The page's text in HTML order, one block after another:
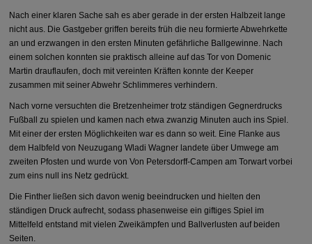
Nach einer klaren Sache sah es aber gerade in der ersten Halbzeit lange
nicht aus. Die Gastgeber griffen bereits früh die neu formierte Abwehrkette
an und erzwangen in den ersten Minuten gefährliche Ballgewinne. Nach
einem solchen konnten sie praktisch alleine auf das Tor von Domenic
Martin drauflaufen, doch mit vereinten Kräften konnte der Keeper
zusammen mit seiner Abwehr Schlimmeres verhindern.
Nach vorne versuchten die Bretzenheimer trotz ständigen Gegnerdrucks
Fußball zu spielen und kamen nach etwa zwanzig Minuten auch ins Spiel.
Mit einer der ersten Möglichkeiten war es dann so weit. Eine Flanke aus
dem Halbfeld von Neuzugang Wladi Wagner landete über Umwege am
zweiten Pfosten und wurde von Von Petersdorff-Campen am Torwart vorbei
zum eins null ins Netz gedrückt.
Die Finther ließen sich davon wenig beeindrucken und hielten den
ständigen Druck aufrecht, sodass phasenweise ein giftiges Spiel im
Mittelfeld entstand mit vielen Zweikämpfen und Ballverlusten auf beiden
Seiten.